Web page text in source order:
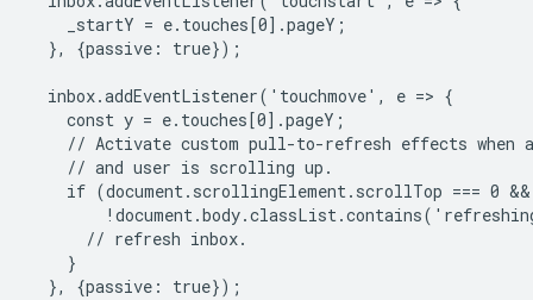
    _startY = e.touches[0].pageY;
  }, {passive: true});
  inbox.addEventListener('touchmove', e => {
    const y = e.touches[0].pageY;
// Activate custom pull-to-refresh effects when
    // and user is scrolling up.
if (document.scrollingElement.scrollTop === 0
      // refresh inbox.
    }
  }, {passive: true});